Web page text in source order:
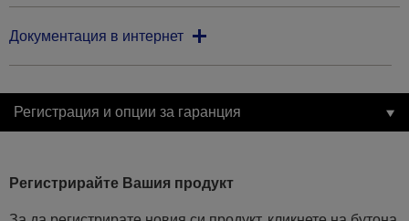
Документация в интернет
Регистрация и опции за гаранция
Регистрирайте Вашия продукт